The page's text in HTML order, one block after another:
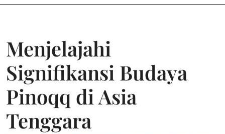
Menjelajahi
Signifikansi Budaya
Pinoqq di Asia
Tenggara